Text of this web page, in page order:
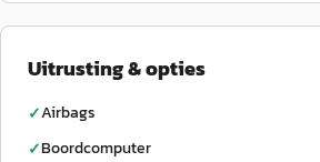
Uitrusting & opties
✓Airbags
✓Boordcomputer